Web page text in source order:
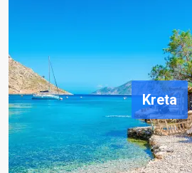
Kreta